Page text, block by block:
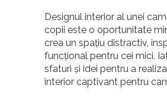
Designul interior al unei
copii este o oportunitate
crea un spațiu distractiv,
funcțional pentru cei mici.
sfaturi și idei pentru a
interior captivant pentru